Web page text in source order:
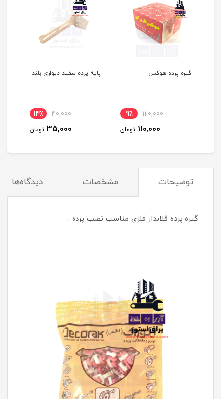
گیره پرده هوکس
120,000 9٪
110,000 تومان
پایه پرده سفید دیواری بلند
40,000 13٪
35,000 تومان
توضیحات مشخصات دیدگاه‌ها
گیره پرده قلابدار فلزی مناسب نصب پرده .